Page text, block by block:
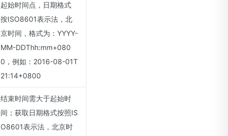
起始时间点，日期格式
按ISO8601表示法，北
京时间，格式为：YYYY-
MM-DDThh:mm+080
0，例如：2016-08-01T
21:14+0800
结束时间需大于起始时
间；获取日期格式按照IS
O8601表示法，北京时